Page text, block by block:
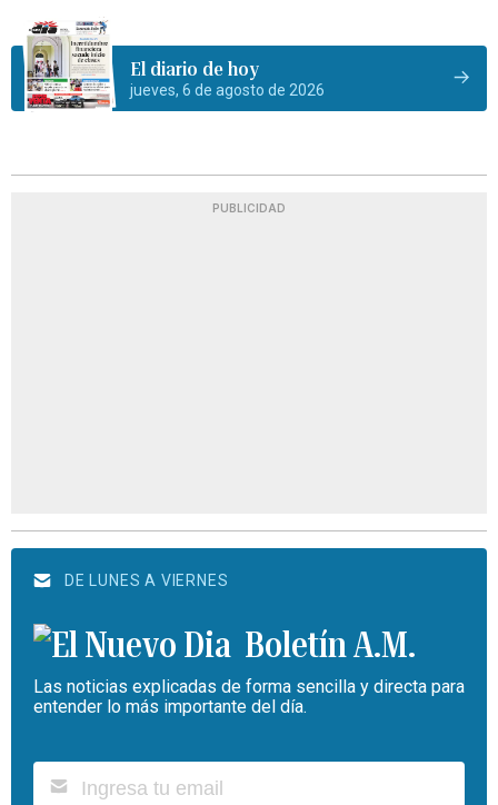
El diario de hoy
jueves, 6 de agosto de 2026
PUBLICIDAD
DE LUNES A VIERNES
Boletín A.M.
Las noticias explicadas de forma sencilla y directa para
entender lo más importante del día.